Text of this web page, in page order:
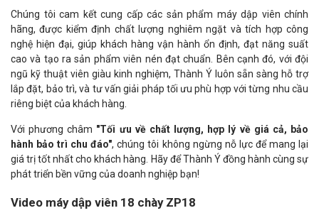
Chúng tôi cam kết cung cấp các sản phẩm máy dập viên chính
hãng, được kiểm định chất lượng nghiêm ngặt và tích hợp công
nghệ hiện đại, giúp khách hàng vận hành ổn định, đạt năng suất
cao và tạo ra sản phẩm viên nén đạt chuẩn. Bên cạnh đó, với đội
ngũ kỹ thuật viên giàu kinh nghiệm, Thành Ý luôn sẵn sàng hỗ trợ
lắp đặt, bảo trì, và tư vấn giải pháp tối ưu phù hợp với từng nhu cầu
riêng biệt của khách hàng.
Với phương châm "Tối ưu về chất lượng, hợp lý về giá cả, bảo
hành bảo trì chu đáo", chúng tôi không ngừng nỗ lực để mang lại
giá trị tốt nhất cho khách hàng. Hãy để Thành Ý đồng hành cùng sự
phát triển bền vững của doanh nghiệp bạn!
Video máy dập viên 18 chày ZP18